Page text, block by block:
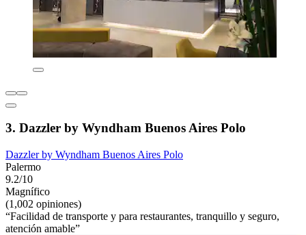
3. Dazzler by Wyndham Buenos Aires Polo
Dazzler by Wyndham Buenos Aires Polo
Palermo
9.2/10
Magnífico
(1,002 opiniones)
“Facilidad de transporte y para restaurantes, tranquillo y seguro,
atención amable”